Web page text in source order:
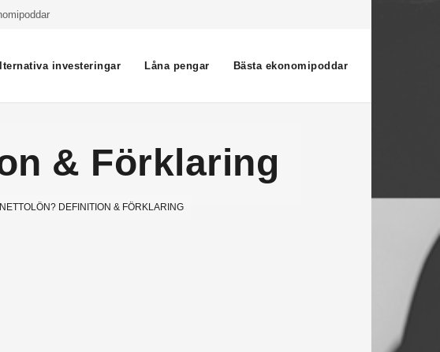
investeringar Låna pengar Bästa ekonomipoddar
& Förklaring
DEFINITION & FÖRKLARING